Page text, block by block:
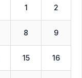
1 2
8 9
15 16